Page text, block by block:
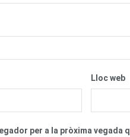
Lloc web
per a la pròxima vegada